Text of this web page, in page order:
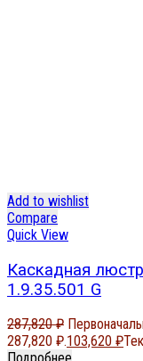
Add to wishlist
Compare
Quick View
Каскадная
1.9.35.501 G
287,820₽
287,820 ₽.103,620 ₽